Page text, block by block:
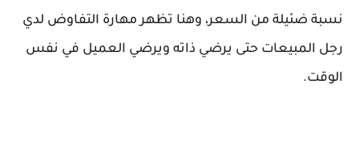
نسبة ضئيلة من السعر، وهنا تظهر مهارة التفاوض لدي
رجل المبيعات حتى يرضي ذاته ويرضي العميل في نفس
الوقت.